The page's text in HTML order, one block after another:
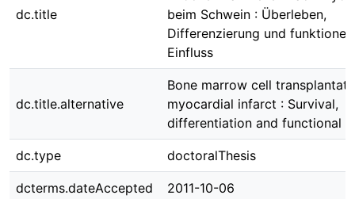
dc.title
beim Schwein : Überleben,
Differenzierung und
Einfluss
dc.title.alternative
Bone marrow cell
myocardial infarct : Survival,
differentiation and functional
dc.type doctoralThesis
dcterms.dateAccepted 2011-10-06